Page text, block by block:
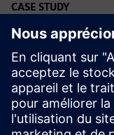
CASE STUDY
Providing
problem-
sustainable
Entreprise:
Lieu: Bilbao, Spain